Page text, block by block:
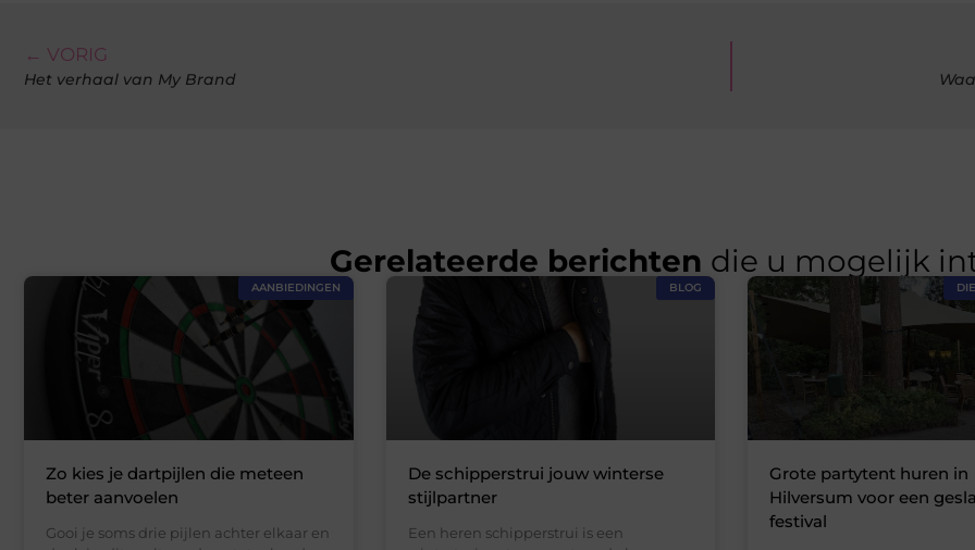
← VORIG
Het verhaal van My Brand
Gerelateerde berichten die u mogelijk
AANBIEDINGEN
Zo kies je dartpijlen die meteen
beter aanvoelen
Gooi je soms drie pijlen achter elkaar en
BLOG
De schipperstrui jouw winterse
stijlpartner
Een heren schipperstrui is een
Grote partytent huren in
Hilversum voor een
festival